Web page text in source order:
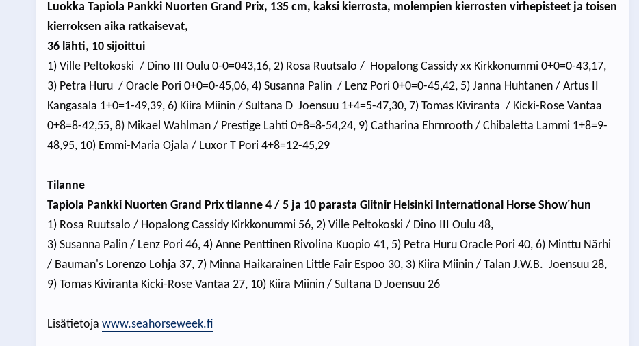
Luokka Tapiola Pankki Nuorten Grand Prix, 135 cm, kaksi kierrosta, molempien kierrosten virhepisteet ja toisen
kierroksen aika ratkaisevat,
36 lähti, 10 sijoittui
1) Ville Peltokoski / Dino III Oulu 0-0=043,16, 2) Rosa Ruutsalo / Hopalong Cassidy xx Kirkkonummi 0+0=0-43,17,
3) Petra Huru / Oracle Pori 0+0=0-45,06, 4) Susanna Palin / Lenz Pori 0+0=0-45,42, 5) Janna Huhtanen / Artus II
Kangasala 1+0=1-49,39, 6) Kiira Miinin / Sultana D Joensuu 1+4=5-47,30, 7) Tomas Kiviranta / Kicki-Rose Vantaa
0+8=8-42,55, 8) Mikael Wahlman / Prestige Lahti 0+8=8-54,24, 9) Catharina Ehrnrooth / Chibaletta Lammi 1+8=9-
48,95, 10) Emmi-Maria Ojala / Luxor T Pori 4+8=12-45,29
Tilanne
Tapiola Pankki Nuorten Grand Prix tilanne 4 / 5 ja 10 parasta Glitnir Helsinki International Horse Show´hun
1) Rosa Ruutsalo / Hopalong Cassidy Kirkkonummi 56, 2) Ville Peltokoski / Dino III Oulu 48,
3) Susanna Palin / Lenz Pori 46, 4) Anne Penttinen Rivolina Kuopio 41, 5) Petra Huru Oracle Pori 40, 6) Minttu Närhi
/ Bauman's Lorenzo Lohja 37, 7) Minna Haikarainen Little Fair Espoo 30, 3) Kiira Miinin / Talan J.W.B. Joensuu 28,
9) Tomas Kiviranta Kicki-Rose Vantaa 27, 10) Kiira Miinin / Sultana D Joensuu 26
Lisätietoja www.seahorseweek.fi